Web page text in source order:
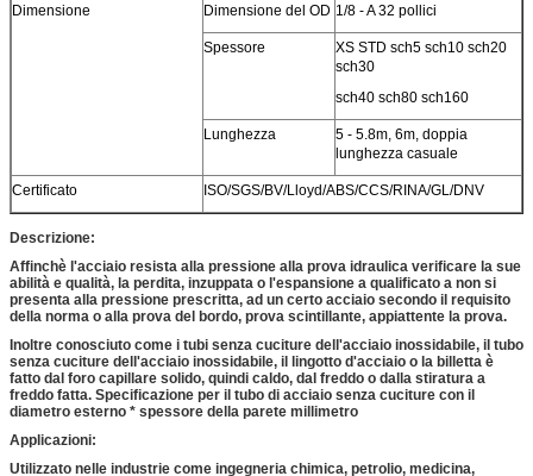
Dimensione Dimensione del OD 1/8 - A 32 pollici
Spessore
XS STD sch5 sch10 sch20
sch30
sch40 sch80 sch160
Lunghezza
5 - 5.8m, 6m, doppia
lunghezza casuale
Certificato ISO/SGS/BV/Lloyd/ABS/CCS/RINA/GL/DNV
Descrizione:
Affinchè l'acciaio resista alla pressione alla prova idraulica verificare la sue
abilità e qualità, la perdita, inzuppata o l'espansione a qualificato a non si
presenta alla pressione prescritta, ad un certo acciaio secondo il requisito
della norma o alla prova del bordo, prova scintillante, appiattente la prova.
Inoltre conosciuto come i tubi senza cuciture dell'acciaio inossidabile, il tubo
senza cuciture dell'acciaio inossidabile, il lingotto d'acciaio o la billetta è
fatto dal foro capillare solido, quindi caldo, dal freddo o dalla stiratura a
freddo fatta. Specificazione per il tubo di acciaio senza cuciture con il
diametro esterno * spessore della parete millimetro
Applicazioni:
Utilizzato nelle industrie come ingegneria chimica, petrolio, medicina,